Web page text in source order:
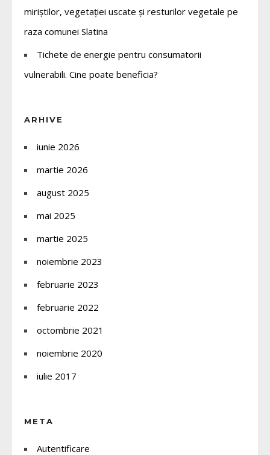
miriștilor, vegetației uscate și resturilor vegetale pe
raza comunei Slatina
Tichete de energie pentru consumatorii
vulnerabili. Cine poate beneficia?
ARHIVE
iunie 2026
martie 2026
august 2025
mai 2025
martie 2025
noiembrie 2023
februarie 2023
februarie 2022
octombrie 2021
noiembrie 2020
iulie 2017
META
Autentificare